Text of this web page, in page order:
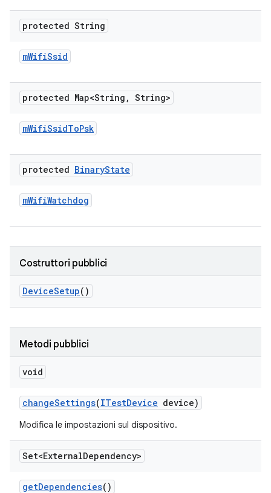
protected String
mWifiSsid
protected Map<String , String>
mWifiSsidToPsk
protected BinaryState
mWifiWatchdog
Costruttori pubblici
DeviceSetup()
Metodi pubblici
void
changeSettings(ITestDevice device)
Modifica le impostazioni sul dispositivo.
Set<ExternalDependency>
getDependencies()